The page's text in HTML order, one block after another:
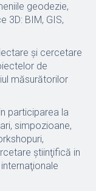
geodezie,
3D: BIM, GIS,
şi cercetare
de
măsurătorilor
participarea la
simpozioane,
ştiinţifică in